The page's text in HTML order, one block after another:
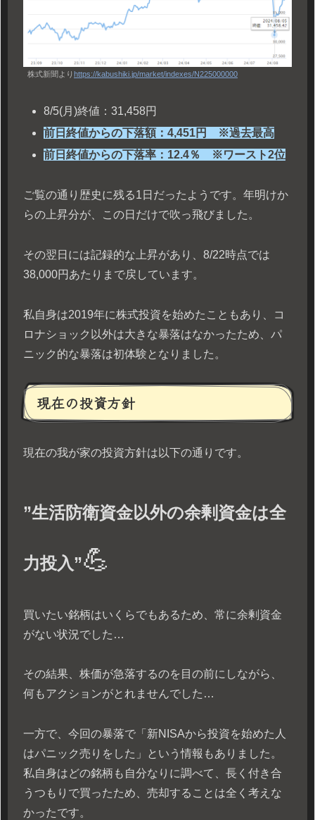
株式新聞より https://kabushiki.jp/market/indexes/N225000000
8/5(月)終値：31,458円
前日終値からの下落額：4,451円 ※過去最高
前日終値からの下落率：12.4％ ※ワースト2位
ご覧の通り歴史に残る1日だったようです。年明けか
らの上昇分が、この日だけで吹っ飛びました。
その翌日には記録的な上昇があり、8/22時点では
38,000円あたりまで戻しています。
私自身は2019年に株式投資を始めたこともあり、コ
ロナショック以外は大きな暴落はなかったため、パ
ニック的な暴落は初体験となりました。
現在の投資方針
現在の我が家の投資方針は以下の通りです。
”生活防衛資金以外の余剰資金は全
力投入”💪
買いたい銘柄はいくらでもあるため、常に余剰資金
がない状況でした…
その結果、株価が急落するのを目の前にしながら、
何もアクションがとれませんでした…
一方で、今回の暴落で「新NISAから投資を始めた人
はパニック売りをした」という情報もありました。
私自身はどの銘柄も自分なりに調べて、長く付き合
うつもりで買ったため、売却することは全く考えな
かったです。